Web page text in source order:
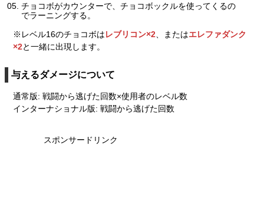
チョコボがカウンターで、チョコボックルを使ってくるの
でラーニングする。
※レベル16のチョコボはレブリコン×2 、またはエレファダンク
×2と一緒に出現します。
与えるダメージについて
通常版: 戦闘から逃げた回数×使用者のレベル数
インターナショナル版: 戦闘から逃げた回数
スポンサードリンク